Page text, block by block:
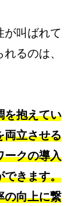
が叫ばれて
るのは、
を抱えてい
両立させる
ークの導入
できます。
の向上に繋